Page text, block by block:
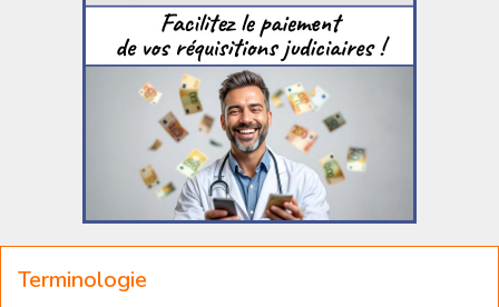
Terminologie